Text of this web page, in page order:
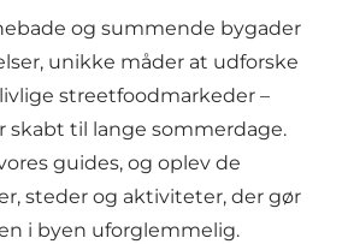
og summende bygader
unikke måder at udforske
streetfoodmarkeder –
skabt til lange sommerdage.
guides, og oplev de
steder og aktiviteter, der gør
i byen uforglemmelig.